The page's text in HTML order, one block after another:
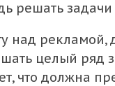
решать задачи
над рекламой,
целый ряд
что должна